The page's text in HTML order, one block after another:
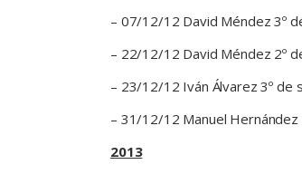
– 07/12/12 David Méndez 3º
– 22/12/12 David Méndez 2º
– 23/12/12 Iván Álvarez 3º de
– 31/12/12 Manuel
2013